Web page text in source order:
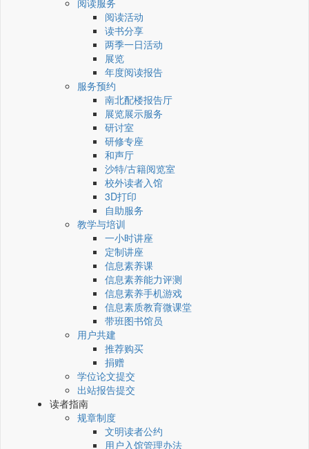
阅读服务
阅读活动
读书分享
两季一日活动
展览
年度阅读报告
服务预约
南北配楼报告厅
展览展示服务
研讨室
研修专座
和声厅
沙特/古籍阅览室
校外读者入馆
3D打印
自助服务
教学与培训
一小时讲座
定制讲座
信息素养课
信息素养能力评测
信息素养手机游戏
信息素质教育微课堂
带班图书馆员
用户共建
推荐购买
捐赠
学位论文提交
出站报告提交
读者指南
规章制度
文明读者公约
用户入馆管理办法